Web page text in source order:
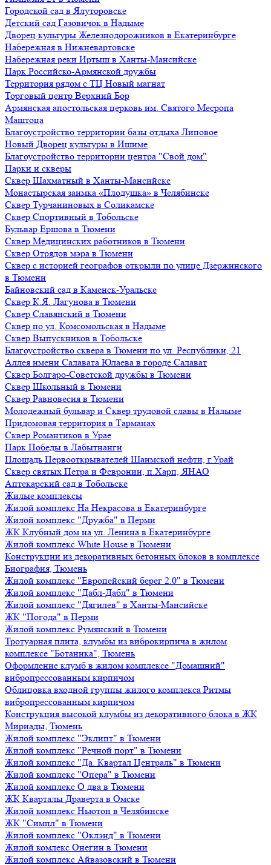
Городской сад в Ялуторовске
Детский сад Газовичок в Надыме
Дворец культуры Железнодорожников в Екатеринбурге
Набережная в Нижневартовске
Набережная реки Иртыш в Ханты-Мансийске
Парк Российско-Армянской дружбы
Территория рядом с ТЦ Новый магнат
Торговый центр Верхний Бор
Армянская апостольская церковь им. Святого Месропа
Маштоца
Благоустройство территории базы отдыха Липовое
Нoвый Двoрeц культуры в Ишимe
Благоустройство территории центра "Свой дом"
Парки и скверы
Сквер Шахматный в Ханты-Мансийске
Монастырская заимка «Плодушка» в Челябинске
Сквер Турчаниновых в Соликамске
Сквер Спортивный в Тобольске
Бульвар Ершова в Тюмени
Сквер Медицинских работников в Тюмени
Сквер Отрядов мэра в Тюмени
Сквер с историей географов открыли по улице Дзержинского
в Тюмени
Байновский сад в Каменск-Уральске
Сквер К.Я. Лагунова в Тюмени
Сквер Славянский в Тюмени
Сквер по ул. Комсомольская в Надыме
Сквер Выпускников в Тобольске
Благоустройство сквера в Тюмени по ул. Республики, 21
Аллея имени Салавата Юлаева в городе Салават
Сквер Болгаро-Советской дружбы в Тюмени
Сквер Школьный в Тюмени
Сквер Равновесия в Тюмени
Молодежный бульвар и Сквер трудовой славы в Надыме
Придомовая территория в Тарманах
Сквер Романтиков в Урае
Парк Победы в Лабытнанги
Площадь Первооткрывателей Шаимской нефти, г.Урай
Сквер святых Петра и Февронии, п.Харп, ЯНАО
Аптекарский сад в Тобольске
Жилые комплексы
Жилой комплекс На Некрасова в Екатеринбурге
Жилой комплекс "Дружба" в Перми
ЖК Клубный дом на ул. Ленина в Екатеринбурге
Жилой комплекс White House в Тюмени
Конструкции из декоративных бетонных блоков в комплексе
Биография, Тюмень
Жилой комплекс "Европейский берег 2.0" в Тюмени
Жилой комплекс "Дабл-Дабл" в Тюмени
Жилой комплекс "Дягилев" в Ханты-Мансийске
ЖК "Погода" в Перми
Жилой комплекс Румянский в Тюмени
Тротуарная плита, клумбы из виброкирпича в жилом
комплексе "Ботаника", Тюмень
Оформление клумб в жилом комплексе "Домашний"
вибропрессованным кирпичом
Облицовка входной группы жилого комплекса Ритмы
вибропрессованным кирпичом
Конструкция высокой клумбы из декоративного блока в ЖК
Мириады, Тюмень
Жилой комплекс "Эклипт" в Тюмени
Жилой комплекс "Речной порт" в Тюмени
Жилой комплекс "Да. Квартал Централь" в Тюмени
Жилой комплекс "Опера" в Тюмени
Жилой комплекс О два в Тюмени
ЖК Кварталы Драверта в Омске
Жилой комплекс Ньютон в Челябинске
ЖК "Симпл" в Тюмени
Жилой комплекс "Оклэнд" в Тюмени
Жилой комлекс Онегин в Тюмени
Жилой комплекс Айвазовский в Тюмени